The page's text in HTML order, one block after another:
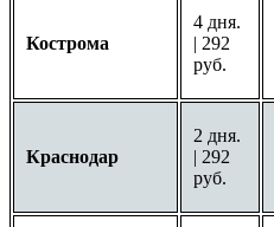
Кострома
4 дня.
| 292
руб.
Краснодар
2 дня.
| 292
руб.